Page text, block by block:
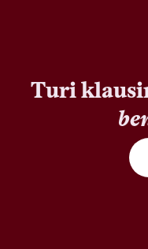
Turi